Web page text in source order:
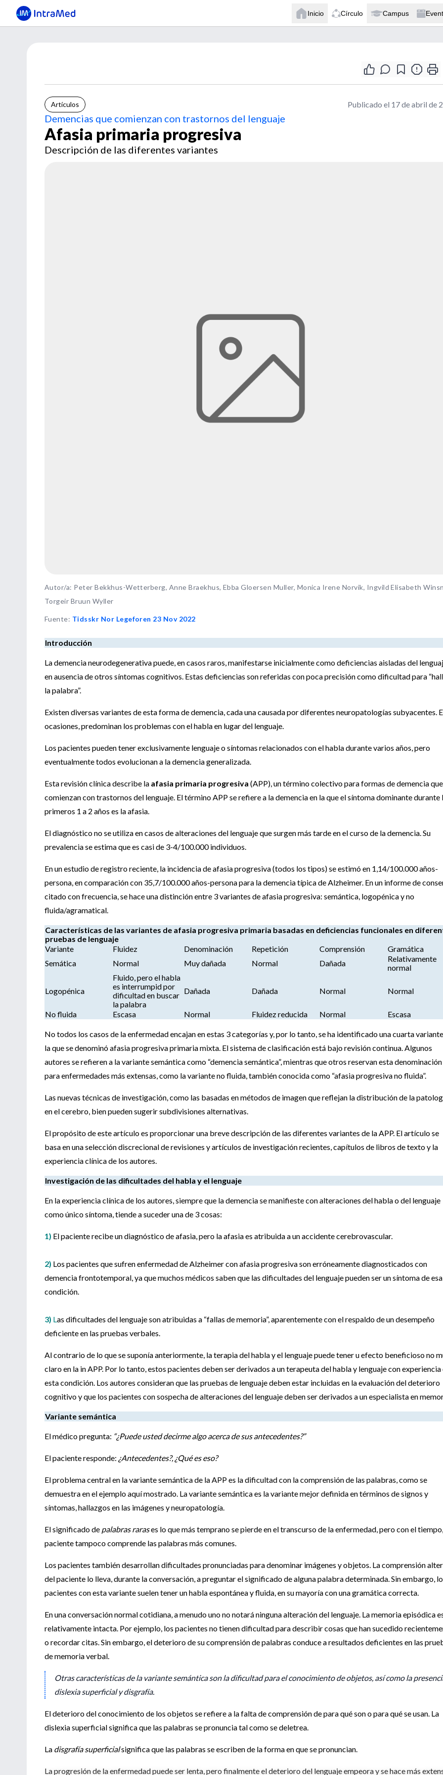
Inicio Círculo Campus
Artículos Publicado el 17 de abril de
Demencias que comienzan con trastornos del lenguaje
Afasia primaria progresiva
Descripción de las diferentes variantes
Autor/a: Peter Bekkhus-Wetterberg, Anne Braekhus, Ebba Gloersen Muller, Monica Irene Norvik, Ingvild Elisabeth
Torgeir Bruun Wyller
Fuente: Tidsskr Nor Legeforen 23 Nov 2022
Introducción
La demencia neurodegenerativa puede, en casos raros, manifestarse inicialmente como deficiencias aisladas del
en ausencia de otros síntomas cognitivos. Estas deficiencias son referidas con poca precisión como dificultad para
la palabra”.
Existen diversas variantes de esta forma de demencia, cada una causada por diferentes neuropatologías subyacentes.
ocasiones, predominan los problemas con el habla en lugar del lenguaje.
Los pacientes pueden tener exclusivamente lenguaje o síntomas relacionados con el habla durante varios años, pero
eventualmente todos evolucionan a la demencia generalizada.
Esta revisión clínica describe la afasia primaria progresiva (APP), un término colectivo para formas de demencia que
comienzan con trastornos del lenguaje. El término APP se refiere a la demencia en la que el síntoma dominante durante
primeros 1 a 2 años es la afasia.
El diagnóstico no se utiliza en casos de alteraciones del lenguaje que surgen más tarde en el curso de la demencia. Su
prevalencia se estima que es casi de 3-4/100.000 individuos.
En un estudio de registro reciente, la incidencia de afasia progresiva (todos los tipos) se estimó en 1,14/100.000 años-
persona, en comparación con 35,7/100.000 años-persona para la demencia típica de Alzheimer. En un informe de
citado con frecuencia, se hace una distinción entre 3 variantes de afasia progresiva: semántica, logopénica y no
fluida/agramatical.
Características de las variantes de afasia progresiva primaria basadas en deficiencias funcionales en
pruebas de lenguaje
Variante
Fluidez Denominación Repetición Comprensión
Gramática
Semática
Normal Muy dañada Normal Dañada
Relativamente
normal
Logopénica
Fluido, pero el habla
es interrumpid por
dificultad en buscar
la palabra
Dañada Dañada Normal Normal
No fluida Escasa Normal Fluidez reducida Normal Escasa
No todos los casos de la enfermedad encajan en estas 3 categorías y, por lo tanto, se ha identificado una cuarta
la que se denominó afasia progresiva primaria mixta. El sistema de clasificación está bajo revisión continua. Algunos
autores se refieren a la variante semántica como “demencia semántica”, mientras que otros reservan esta denominación
para enfermedades más extensas, como la variante no fluida, también conocida como “afasia progresiva no fluida”.
Las nuevas técnicas de investigación, como las basadas en métodos de imagen que reflejan la distribución de la
en el cerebro, bien pueden sugerir subdivisiones alternativas.
El propósito de este artículo es proporcionar una breve descripción de las diferentes variantes de la APP. El artículo se
basa en una selección discrecional de revisiones y artículos de investigación recientes, capítulos de libros de texto y la
experiencia clínica de los autores.
Investigación de las dificultades del habla y el lenguaje
En la experiencia clínica de los autores, siempre que la demencia se manifieste con alteraciones del habla o del lenguaje
como único síntoma, tiende a suceder una de 3 cosas:
1) El paciente recibe un diagnóstico de afasia, pero la afasia es atribuida a un accidente cerebrovascular.
2) Los pacientes que sufren enfermedad de Alzheimer con afasia progresiva son erróneamente diagnosticados con
demencia frontotemporal, ya que muchos médicos saben que las dificultades del lenguaje pueden ser un síntoma de esa
condición.
3) L as dificultades del lenguaje son atribuidas a “fallas de memoria”, aparentemente con el respaldo de un desempeño
deficiente en las pruebas verbales.
Al contrario de lo que se suponía anteriormente, la terapia del habla y el lenguaje puede tener u efecto beneficioso no
claro en la in APP. Por lo tanto, estos pacientes deben ser derivados a un terapeuta del habla y lenguaje con experiencia
esta condición. Los autores consideran que las pruebas de lenguaje deben estar incluidas en la evaluación del deterioro
cognitivo y que los pacientes con sospecha de alteraciones del lenguaje deben ser derivados a un especialista en
Variante semántica
El médico pregunta: “¿Puede usted decirme algo acerca de sus antecedentes?”
El paciente responde: ¿Antecedentes?, ¿Qué es eso?
El problema central en la variante semántica de la APP es la dificultad con la comprensión de las palabras, como se
demuestra en el ejemplo aquí mostrado. La variante semántica es la variante mejor definida en términos de signos y
síntomas, hallazgos en las imágenes y neuropatología.
El significado de palabras rarases lo que más temprano se pierde en el transcurso de la enfermedad, pero con el
paciente tampoco comprende las palabras más comunes.
Los pacientes también desarrollan dificultades pronunciadas para denominar imágenes y objetos. La comprensión
del paciente lo lleva, durante la conversación, a preguntar el significado de alguna palabra determinada. Sin embargo,
pacientes con esta variante suelen tener un habla espontánea y fluida, en su mayoría con una gramática correcta.
En una conversación normal cotidiana, a menudo uno no notará ninguna alteración del lenguaje. La memoria episódica
relativamente intacta. Por ejemplo, los pacientes no tienen dificultad para describir cosas que han sucedido
o recordar citas. Sin embargo, el deterioro de su comprensión de palabras conduce a resultados deficientes en las
de memoria verbal.
Otras características de la variante semántica son la dificultad para el conocimiento de objetos, así como la
dislexia superficial y disgrafía.
El deterioro del conocimiento de los objetos se refiere a la falta de comprensión de para qué son o para qué se usan. La
dislexia superficial significa que las palabras se pronuncia tal como se deletrea.
La disgrafía superficialsignifica que las palabras se escriben de la forma en que se pronuncian.
La progresión de la enfermedad puede ser lenta, pero finalmente el deterioro del lenguaje empeora y se hace más